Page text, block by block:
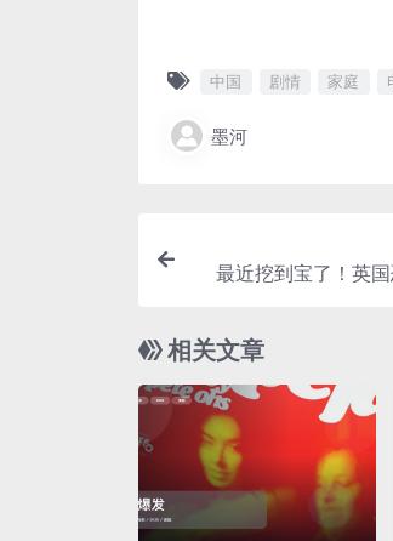
中国 剧情 家庭
墨河
最近挖到宝了！英
相关文章